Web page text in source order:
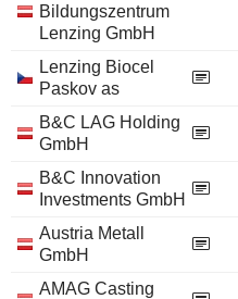
Bildungszentrum
Lenzing GmbH
Lenzing Biocel
Paskov as
B&C LAG Holding
GmbH
B&C Innovation
Investments GmbH
Austria Metall
GmbH
AMAG Casting